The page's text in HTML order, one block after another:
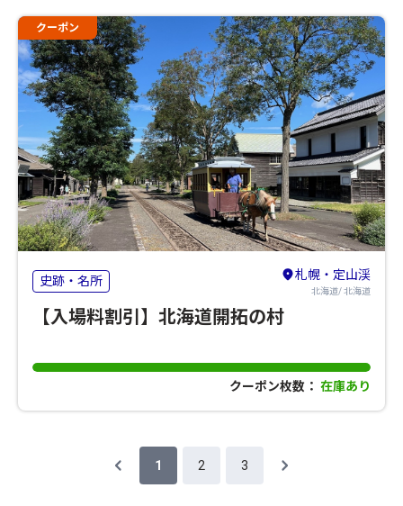
クーポン
史跡・名所 札幌・定山渓
北海道/ 北海道
【入場料割引】北海道開拓の村
クーポン枚数： 在庫あり
1 2 3